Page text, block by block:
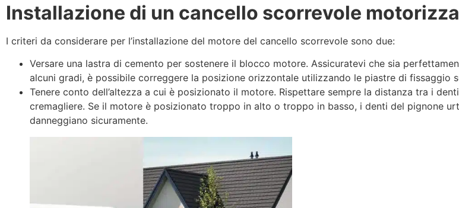
Installazione di un cancello scorrevole
I criteri da considerare per l’installazione del motore del cancello scorrevole sono due:
Versare una lastra di cemento per sostenere il blocco motore. Assicuratevi che sia
alcuni gradi, è possibile correggere la posizione orizzontale utilizzando le piastre di fissaggio
Tenere conto dell’altezza a cui è posizionato il motore. Rispettare sempre la distanza tra i
cremagliere. Se il motore è posizionato troppo in alto o troppo in basso, i denti del pignone
danneggiano sicuramente.